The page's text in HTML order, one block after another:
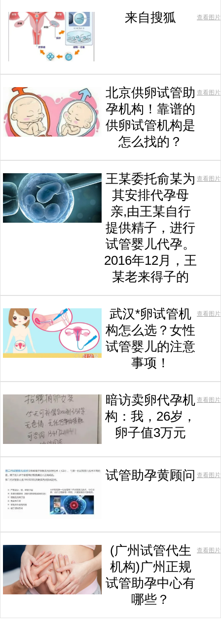
来自搜狐 查看图片
北京供卵试管助
孕机构！靠谱的
供卵试管机构是
怎么找的？
查看图片
王某委托俞某为
其安排代孕母
亲,由王某自行
提供精子，进行
试管婴儿代孕。
2016年12月，王
某老来得子的
查看图片
武汉*卵试管机
构怎么选？女性
试管婴儿的注意
事项！
查看图片
暗访卖卵代孕机
构：我，26岁，
卵子值3万元
查看图片
试管助孕黄顾问 查看图片
(广州试管代生
机构)广州正规
试管助孕中心有
哪些？
查看图片